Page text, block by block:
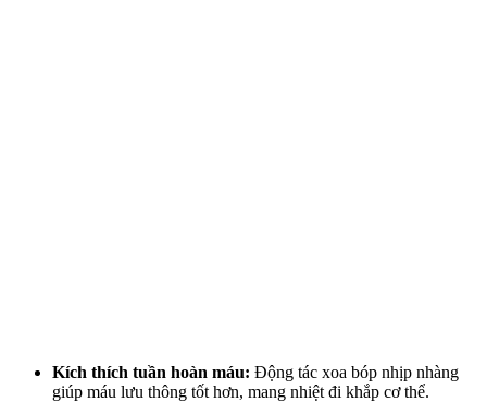
Kích thích tuần hoàn máu: Động tác xoa bóp nhịp nhàng
giúp máu lưu thông tốt hơn, mang nhiệt đi khắp cơ thể.